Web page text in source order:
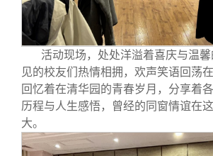
活动现场，处处洋溢着喜庆与温
见的校友们热情相拥，欢声笑语回荡
回忆着在清华园的青春岁月，分享着
历程与人生感悟，曾经的同窗情谊在
大。